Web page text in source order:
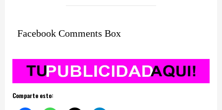
Facebook Comments Box
Comparte esto: